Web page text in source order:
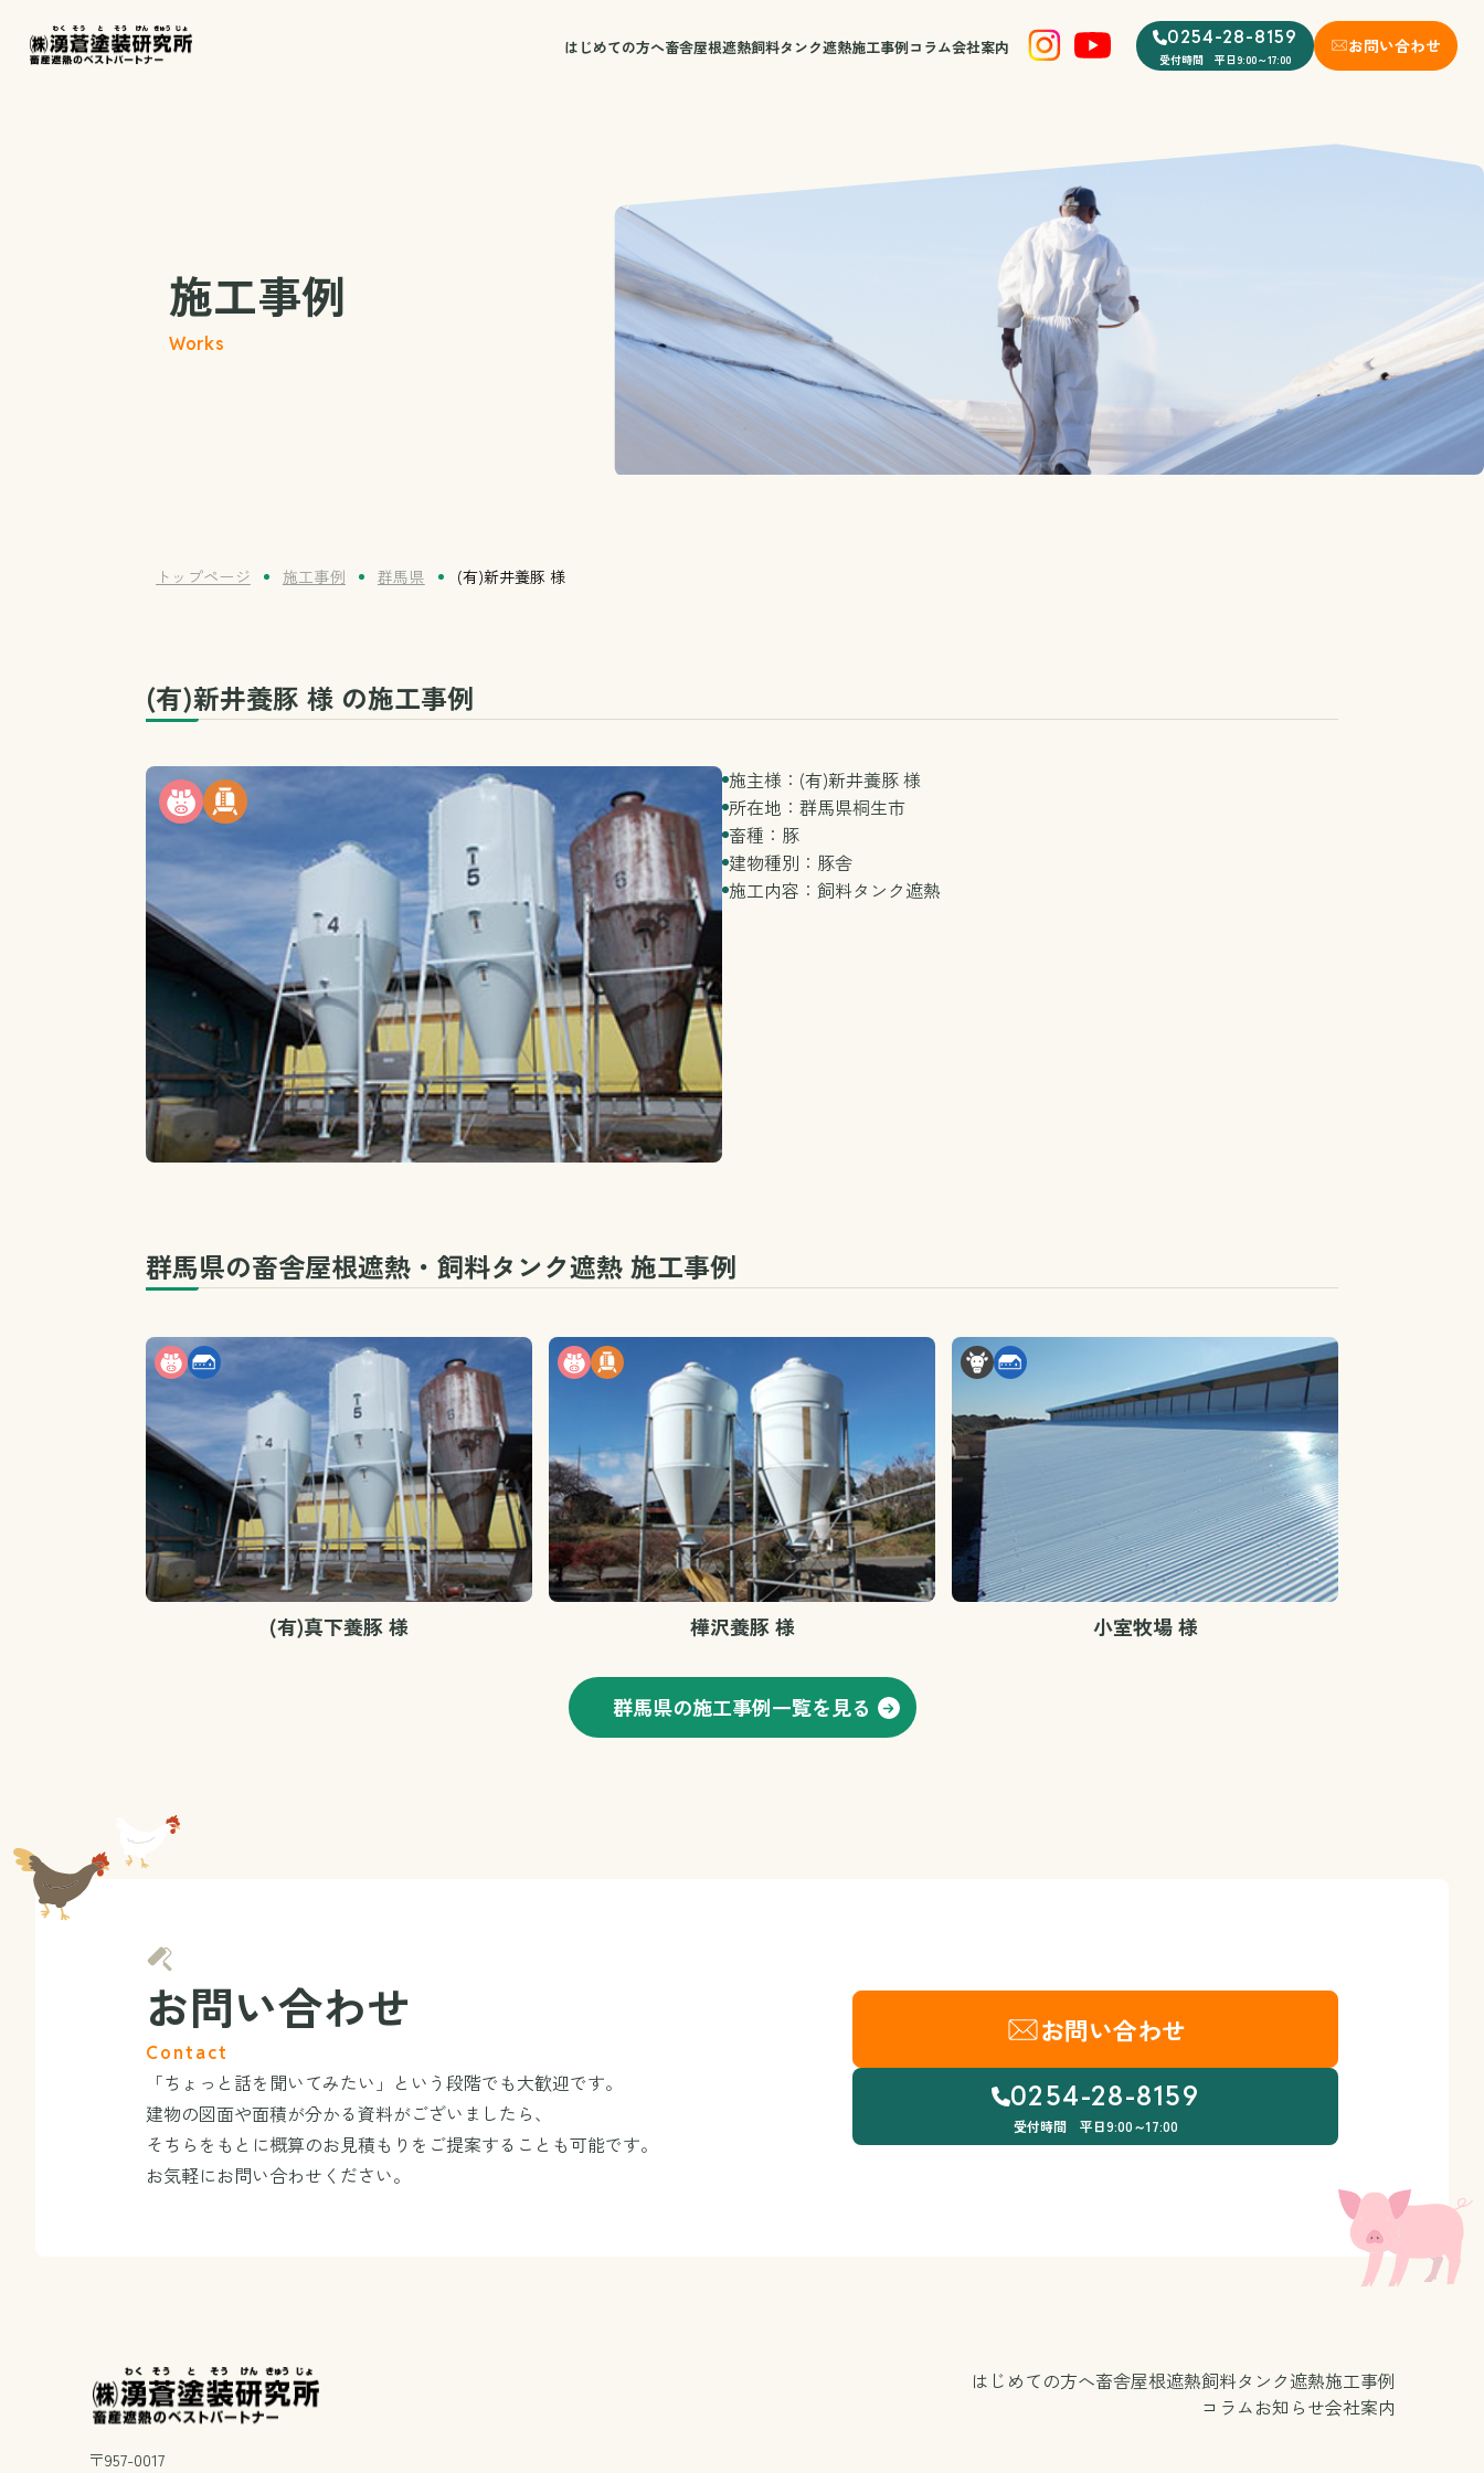
はじめての方へ畜舎屋根遮熱飼料タンク遮熱施工事例コラム会社案内 0254-28-8159
受付時間 平日9:00～17:00
お問い合わせ
施工事例
Works
トップページ 施工事例 群馬県 (有)新井養豚 様
(有)新井養豚 様 の施工事例
施主様：(有)新井養豚 様
所在地：群馬県桐生市
畜種：豚
建物種別：豚舎
施工内容：飼料タンク遮熱
群馬県の畜舎屋根遮熱・飼料タンク遮熱 施工事例
(有)真下養豚 様 樺沢養豚 様 小室牧場 様
群馬県の施工事例一覧を見る
お問い合わせ
Contact
「ちょっと話を聞いてみたい」という段階でも大歓迎です。
建物の図面や面積が分かる資料がございましたら、
そちらをもとに概算のお見積もりをご提案することも可能です。
お気軽にお問い合わせください。
お問い合わせ
0254-28-8159
受付時間 平日9:00～17:00
〒957-0017
畜舎屋根遮熱飼料タンク遮熱施工事例
コラムお知らせ会社案内
はじめての方へ